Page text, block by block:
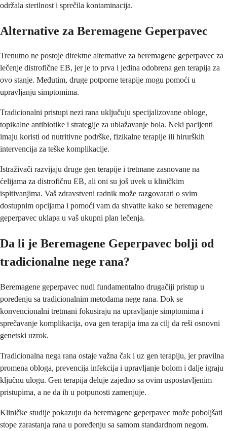
održala sterilnost i sprečila kontaminacija.
Alternative za Beremagene Geperpavec
Trenutno ne postoje direktne alternative za beremagene geperpavec za
lečenje distrofične EB, jer je to prva i jedina odobrena gen terapija za
ovo stanje. Međutim, druge potporne terapije mogu pomoći u
upravljanju simptomima.
Tradicionalni pristupi nezi rana uključuju specijalizovane obloge,
topikalne antibiotike i strategije za ublažavanje bola. Neki pacijenti
imaju koristi od nutritivne podrške, fizikalne terapije ili hirurških
intervencija za teške komplikacije.
Istraživači razvijaju druge gen terapije i tretmane zasnovane na
ćelijama za distrofičnu EB, ali oni su još uvek u kliničkim
ispitivanjima. Vaš zdravstveni radnik može razgovarati o svim
dostupnim opcijama i pomoći vam da shvatite kako se beremagene
geperpavec uklapa u vaš ukupni plan lečenja.
Da li je Beremagene Geperpavec bolji od
tradicionalne nege rana?
Beremagene geperpavec nudi fundamentalno drugačiji pristup u
poređenju sa tradicionalnim metodama nege rana. Dok se
konvencionalni tretmani fokusiraju na upravljanje simptomima i
sprečavanje komplikacija, ova gen terapija ima za cilj da reši osnovni
genetski uzrok.
Tradicionalna nega rana ostaje važna čak i uz gen terapiju, jer pravilna
promena obloga, prevencija infekcija i upravljanje bolom i dalje igraju
ključnu ulogu. Gen terapija deluje zajedno sa ovim uspostavljenim
pristupima, a ne da ih u potpunosti zamenjuje.
Kliničke studije pokazuju da beremagene geperpavec može poboljšati
stope zarastanja rana u poređenju sa samom standardnom negom.